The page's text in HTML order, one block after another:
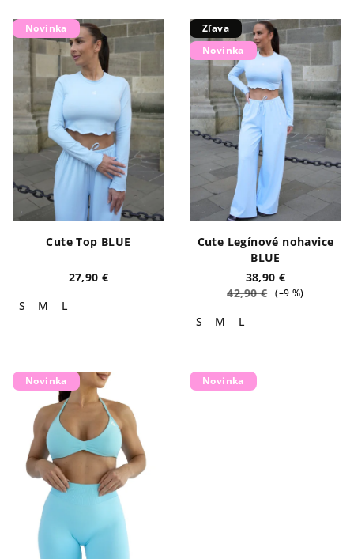
Novinka
Cute Top BLUE
27,90 €
S
M L
Zľava
Novinka
Cute Legínové nohavice
BLUE
38,90 €
42,90 € (–9 %)
S M L
Novinka Novinka